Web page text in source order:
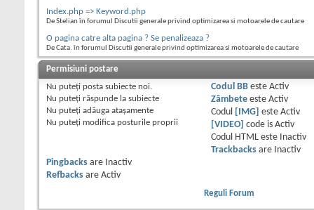
Index.php => Keyword.php
De Stelian în forumul Discutii generale privind optimizarea si motoarele de cautare
O pagina catre alta pagina ? Se penalizeaza ?
De Cata. în forumul Discutii generale privind optimizarea si motoarele de cautare
Permisiuni postare
Nu puteţi posta subiecte noi.
Nu puteţi răspunde la subiecte
Nu puteţi adăuga ataşamente
Nu puteţi modifica posturile proprii
Codul BBeste Activ
Zâmbeteeste Activ
Codul
[IMG] este Activ
[VIDEO]
code is Activ
Codul HTML este
Inactiv
Trackbacksare
Inactiv
Pingbacks are
Inactiv
Refbacks are Activ
Reguli Forum